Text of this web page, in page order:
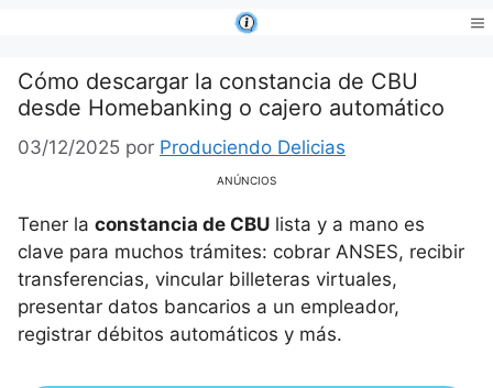
contenido
Cómo descargar la constancia de CBU
desde Homebanking o cajero automático
03/12/2025 por Produciendo Delicias
ANÚNCIOS
Tener la constancia de CBU lista y a mano es
clave para muchos trámites: cobrar ANSES, recibir
transferencias, vincular billeteras virtuales,
presentar datos bancarios a un empleador,
registrar débitos automáticos y más.